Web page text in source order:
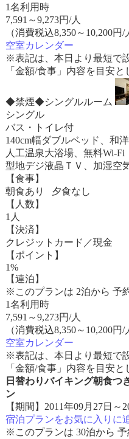
1名利用時
7,591 ～9,273円/人
（消費税込8,350～10,200円/
空室カレンダー
※表記は、本日より最短で
「金額/食事」内容を目安と
◆禁煙◆シングルルーム
シングル
バス・トイレ付
140cm幅ダブルベッド、和
人工温泉大浴場、無料Wi-
型地デジ液晶ＴＶ、加湿空
【食事】
朝食あり 夕食なし
【人数】
1人
【決済】
クレジットカード／現金
【ポイント】
1%
【連泊】
※このプランは 2泊から 予
1名利用時
7,591 ～9,273円/人
（消費税込8,350～10,200円/
空室カレンダー
※表記は、本日より最短で
「金額/食事」内容を目安と
日替わりバイキング朝食つ
ン
【期間】2011年09月27日～
宿泊プランをお気に入りに
※このプランは 30泊から 予